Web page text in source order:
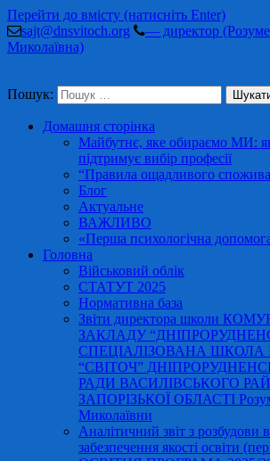
Перейти до вмісту (натисніть Enter)
sajt@dnsvitoch.org
— директор
Миколаївна)
Пошук:
Домашня сторінка
Майбутнє, яке обираємо МИ:
підтримує вибір професії
“Правила ощадливого
Блог
Актуальне
ВАЖЛИВО
«Перша психологічна
Головна
Військовий облік
СТАТУТ 2025
Нормативна база
Звіти директора школи
ЗАКЛАДУ
СПЕЦІАЛІЗОВАНА ШКОЛА
“СВІТОЧ”
РАДИ ВАСИЛІВСЬКОГО
ЗАПОРІЗЬКОЇ ОБЛАСТІ
Миколаївни
Аналітичний звіт з розбудови
забезпечення якості освіти